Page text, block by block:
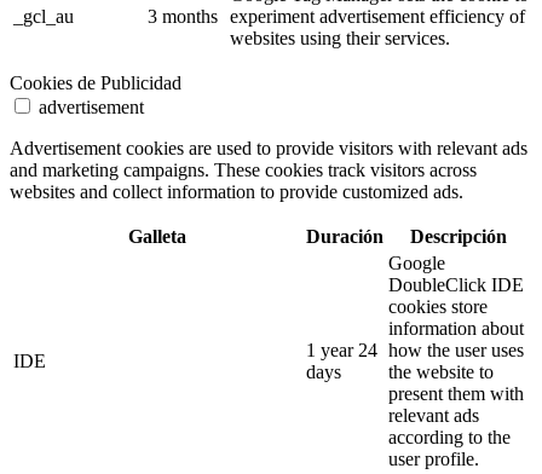
_gcl_au 3 months experiment advertisement efficiency of
websites using their services.
Cookies de Publicidad
advertisement
Advertisement cookies are used to provide visitors with relevant ads
and marketing campaigns. These cookies track visitors across
websites and collect information to provide customized ads.
Galleta Duración Descripción
IDE
1 year 24
days
Google
DoubleClick IDE
cookies store
information about
how the user uses
the website to
present them with
relevant ads
according to the
user profile.